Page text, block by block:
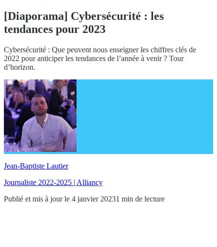
[Diaporama] Cybersécurité : les
tendances pour 2023
Cybersécurité : Que peuvent nous enseigner les chiffres clés de
2022 pour anticiper les tendances de l’année à venir ? Tour
d’horizon.
Jean-Baptiste Lautier
Journaliste 2022-2025 | Alliancy
Publié et mis à jour le 4 janvier 20231 min de lecture